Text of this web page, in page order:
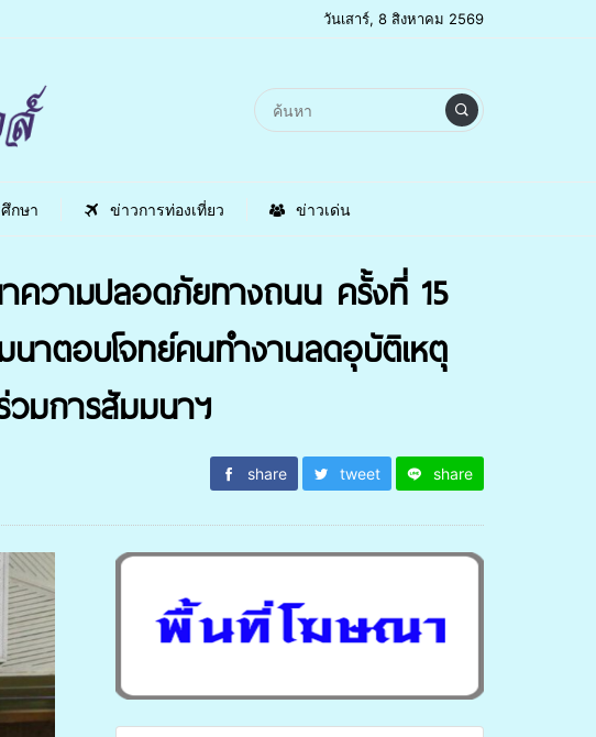
วันเสาร์, 8 สิงหาคม 2569
กษา ข่าวการท่องเที่ยว ข่าวเด่น
ความปลอดภัยทางถนน ครั้งที่ 15
าตอบโจทย์คนทำงานลดอุบัติเหตุ
มการสัมมนาฯ
share tweet share